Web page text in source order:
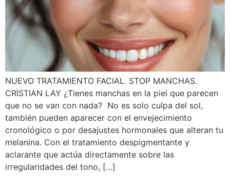
NUEVO TRATAMIENTO FACIAL. STOP MANCHAS.
CRISTIAN LAY ¿Tienes manchas en la piel que parecen
que no se van con nada? No es solo culpa del sol,
también pueden aparecer con el envejecimiento
cronológico o por desajustes hormonales que alteran tu
melanina. Con el tratamiento despigmentante y
aclarante que actúa directamente sobre las
irregularidades del tono, […]